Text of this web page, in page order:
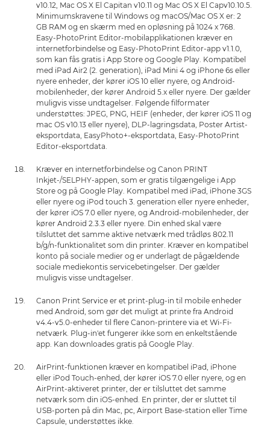
v10.12, Mac OS X El Capitan v10.11 og Mac OS X El Capv10.10.5.
Minimumskravene til Windows og macOS/Mac OS X er: 2
GB RAM og en skærm med en opløsning på 1024 x 768.
Easy-PhotoPrint Editor-mobilapplikationen kræver en
internetforbindelse og Easy-PhotoPrint Editor-app v1.1.0,
som kan fås gratis i App Store og Google Play. Kompatibel
med iPad Air2 (2. generation), iPad Mini 4 og iPhone 6s eller
nyere enheder, der kører iOS 10 eller nyere, og Android-
mobilenheder, der kører Android 5.x eller nyere. Der gælder
muligvis visse undtagelser. Følgende filformater
understøttes: JPEG, PNG, HEIF (enheder, der kører iOS 11 og
mac OS v10.13 eller nyere), DLP-lagringsdata, Poster Artist-
eksportdata, EasyPhoto+-eksportdata, Easy-PhotoPrint
Editor-eksportdata.
Kræver en internetforbindelse og Canon PRINT
Inkjet-/SELPHY-appen, som er gratis tilgængelige i App
Store og på Google Play. Kompatibel med iPad, iPhone 3GS
eller nyere og iPod touch 3. generation eller nyere enheder,
der kører iOS 7.0 eller nyere, og Android-mobilenheder, der
kører Android 2.3.3 eller nyere. Din enhed skal være
tilsluttet det samme aktive netværk med trådløs 802.11
b/g/n-funktionalitet som din printer. Kræver en kompatibel
konto på sociale medier og er underlagt de pågældende
sociale mediekontis servicebetingelser. Der gælder
muligvis visse undtagelser.
Canon Print Service er et print-plug-in til mobile enheder
med Android, som gør det muligt at printe fra Android
v4.4-v5.0-enheder til flere Canon-printere via et Wi-Fi-
netværk. Plug-in'et fungerer ikke som en enkeltstående
app. Kan downloades gratis på Google Play.
AirPrint-funktionen kræver en kompatibel iPad, iPhone
eller iPod Touch-enhed, der kører iOS 7.0 eller nyere, og en
AirPrint-aktiveret printer, der er tilsluttet det samme
netværk som din iOS-enhed. En printer, der er sluttet til
USB-porten på din Mac, pc, Airport Base-station eller Time
Capsule, understøttes ikke.